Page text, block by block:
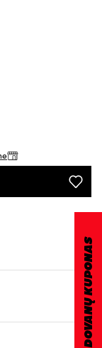
DOVANŲ KUPONAS